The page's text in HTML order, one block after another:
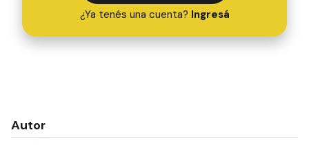
¿Ya tenés una cuenta? Ingresá
Autor